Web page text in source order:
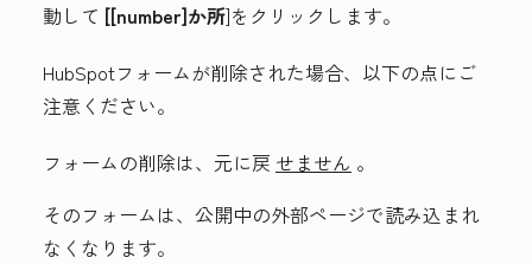
動して [[number]か所]をクリックします。
HubSpotフォームが削除された場合、以下の点にご
注意ください。
フォームの削除は、元に戻 せません 。
そのフォームは、公開中の外部ページで読み込まれ
なくなります。